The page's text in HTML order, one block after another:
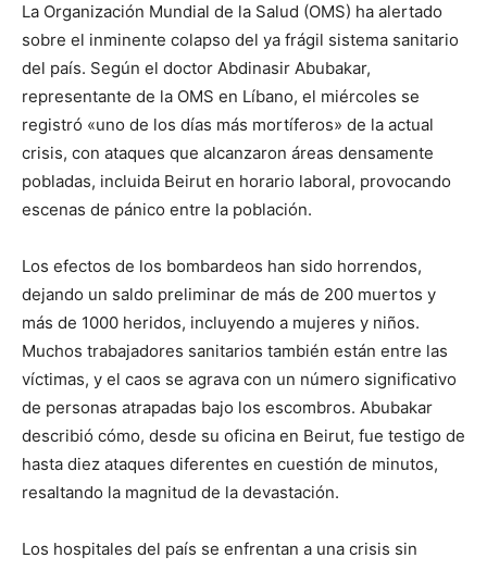
La Organización Mundial de la Salud (OMS) ha alertado
sobre el inminente colapso del ya frágil sistema sanitario
del país. Según el doctor Abdinasir Abubakar,
representante de la OMS en Líbano, el miércoles se
registró «uno de los días más mortíferos» de la actual
crisis, con ataques que alcanzaron áreas densamente
pobladas, incluida Beirut en horario laboral, provocando
escenas de pánico entre la población.
Los efectos de los bombardeos han sido horrendos,
dejando un saldo preliminar de más de 200 muertos y
más de 1000 heridos, incluyendo a mujeres y niños.
Muchos trabajadores sanitarios también están entre las
víctimas, y el caos se agrava con un número significativo
de personas atrapadas bajo los escombros. Abubakar
describió cómo, desde su oficina en Beirut, fue testigo de
hasta diez ataques diferentes en cuestión de minutos,
resaltando la magnitud de la devastación.
Los hospitales del país se enfrentan a una crisis sin